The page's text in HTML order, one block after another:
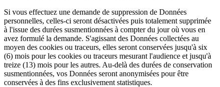
Si vous effectuez une demande de suppression de Données
personnelles, celles-ci seront désactivées puis totalement supprimée
à l'issue des durées susmentionnées à compter du jour où vous en
avez formulé la demande. S'agissant des Données collectées au
moyen des cookies ou traceurs, elles seront conservées jusqu'à six
(6) mois pour les cookies ou traceurs mesurant l'audience et jusqu'à
treize (13) mois pour les autres. Au-delà des durées de conservation
susmentionnées, vos Données seront anonymisées pour être
conservées à des fins exclusivement statistiques.